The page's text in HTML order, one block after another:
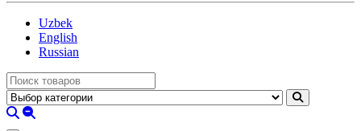
Uzbek
English
Russian